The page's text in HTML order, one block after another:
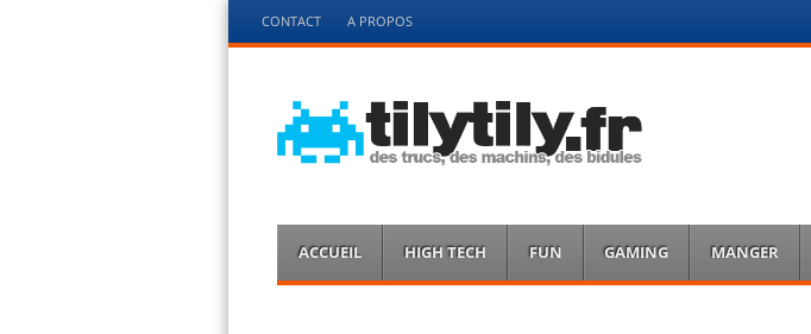
Menu
Aller
directement
CONTACT A PROPOS
tilytily.fr
Menu
directement
au
ACCUEIL HIGH TECH FUN GAMING MANGER